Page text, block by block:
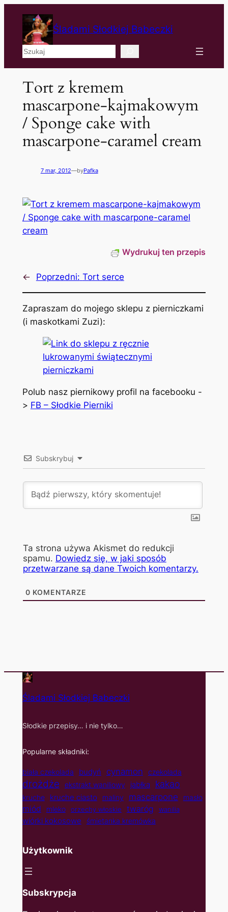
Śladami Słodkiej Babeczki
Szukaj
Tort z kremem
mascarpone-kajmakowym
/ Sponge cake with
mascarpone-caramel cream
7 mar, 2012—byPafka
Wydrukuj ten przepis
← Poprzedni: Tort serce
Zapraszam do mojego sklepu z pierniczkami
(i maskotkami Zuzi):
Polub nasz piernikowy profil na facebooku -
> FB – Słodkie Pierniki
Subskrybuj
Ta strona używa Akismet do redukcji
spamu. Dowiedz się, w jaki sposób
przetwarzane są dane Twoich komentarzy.
0 KOMENTARZE
Śladami Słodkiej Babeczki
Słodkie przepisy… i nie tylko…
Popularne składniki:
biała czekolada budyń cynamon czekolada
drożdże ekstrakt waniliowy jabłka kakao
kruche kruche ciasto maliny mascarpone masło
miód mleko orzechy włoskie twaróg wanilia
wiórki kokosowe śmietanka kremówka
Użytkownik
Subskrypcja